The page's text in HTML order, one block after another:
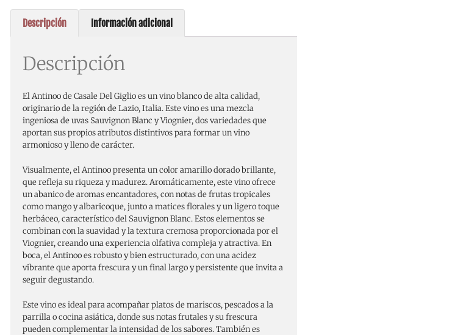
Descripción Información adicional
Descripción
El Antinoo de Casale Del Giglio es un vino blanco de alta calidad,
originario de la región de Lazio, Italia. Este vino es una mezcla
ingeniosa de uvas Sauvignon Blanc y Viognier, dos variedades que
aportan sus propios atributos distintivos para formar un vino
armonioso y lleno de carácter.
Visualmente, el Antinoo presenta un color amarillo dorado brillante,
que refleja su riqueza y madurez. Aromáticamente, este vino ofrece
un abanico de aromas encantadores, con notas de frutas tropicales
como mango y albaricoque, junto a matices florales y un ligero toque
herbáceo, característico del Sauvignon Blanc. Estos elementos se
combinan con la suavidad y la textura cremosa proporcionada por el
Viognier, creando una experiencia olfativa compleja y atractiva. En
boca, el Antinoo es robusto y bien estructurado, con una acidez
vibrante que aporta frescura y un final largo y persistente que invita a
seguir degustando.
Este vino es ideal para acompañar platos de mariscos, pescados a la
parrilla o cocina asiática, donde sus notas frutales y su frescura
pueden complementar la intensidad de los sabores. También es